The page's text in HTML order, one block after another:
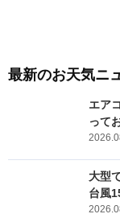
最新のお天気ニ
エア
って
大型
台風